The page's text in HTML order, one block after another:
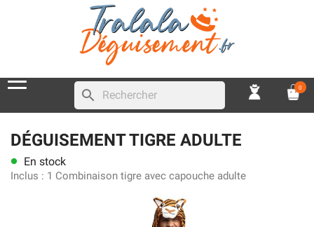
search 0
DÉGUISEMENT TIGRE ADULTE
lens En stock
Inclus : 1 Combinaison tigre avec capouche adulte